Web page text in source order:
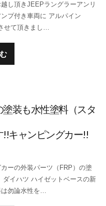
し頂きJEEPラングラーアンリ
プ付き車両に アルパイン
せて頂きまし…
塗装も水性塗料（スタ
キャンピングカー!!
ーの外装パーツ（FRP）の塗
ダイハツ ハイゼットベースの新
勿論水性を…